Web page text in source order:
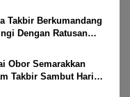
Takbir Berkumandang
Dengan Ratusan
Kemenangan Idul
H
Obor Semarakkan
Takbir Sambut Hari